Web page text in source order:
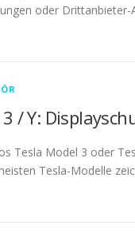
oder
/ Y:
Tesla Model 3 oder
Tesla-Modelle